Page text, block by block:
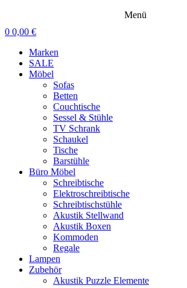
Menü
0 0,00 €
Marken
SALE
Möbel
Sofas
Betten
Couchtische
Sessel & Stühle
TV Schrank
Schaukel
Tische
Barstühle
Büro Möbel
Schreibtische
Elektroschreibtische
Schreibtischstühle
Akustik Stellwand
Akustik Boxen
Kommoden
Regale
Lampen
Zubehör
Akustik Puzzle Elemente